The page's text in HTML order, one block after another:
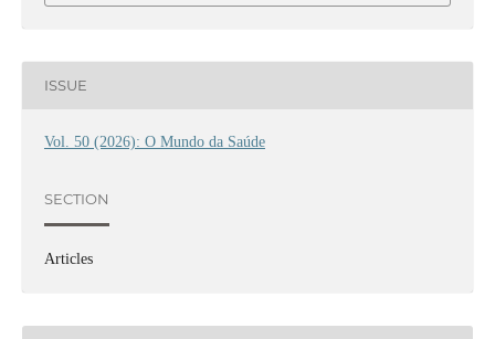
ISSUE
Vol. 50 (2026): O Mundo da Saúde
SECTION
Articles